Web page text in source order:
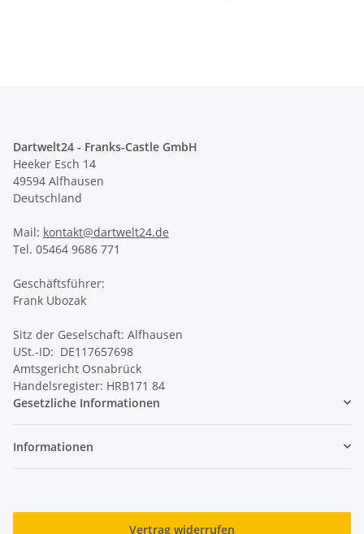
Dartwelt24 - Franks-Castle GmbH
Heeker Esch 14
49594 Alfhausen
Deutschland
Mail: kontakt@dartwelt24.de
Tel. 05464 9686 771
Geschäftsführer:
Frank Ubozak
Sitz der Geselschaft: Alfhausen
USt.-ID: DE117657698
Amtsgericht Osnabrück
Handelsregister: HRB171 84
Gesetzliche Informationen
Informationen
Vertrag widerrufen